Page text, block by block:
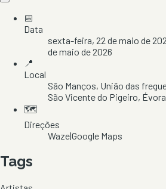
📅
Data
sexta-feira, 22 de maio de
de maio de 2026
📍
Local
São Manços, União das
São Vicente do Pigeiro, Évora
🗺️
Direções
Waze|Google Maps
Tags